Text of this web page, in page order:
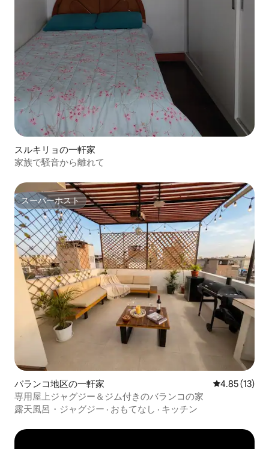
スルキリョの一軒家
家族で騒音から離れて
スーパーホスト
スーパーホスト
バランコ地区の一軒家 レビュー13
4.85 (13)
専用屋上ジャグジー＆ジム付きのバランコの家
露天風呂・ジャグジー · おもてなし · キッチン